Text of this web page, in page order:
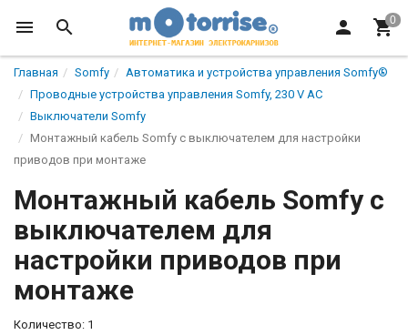
Главная Somfy
Автоматикa и устройства управления Somfy®
Проводные устройства управления Somfy, 230 V AC
Выключатели Somfy
Монтажный кабель Somfy с выключателем для настройки
приводов при монтаже
Монтажный кабель Somfy с
выключателем для
настройки приводов при
монтаже
Количество: 1